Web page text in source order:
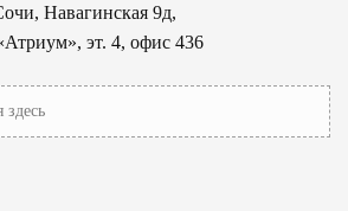
здесь
Навагинская 9д,
эт. 4, офис 436